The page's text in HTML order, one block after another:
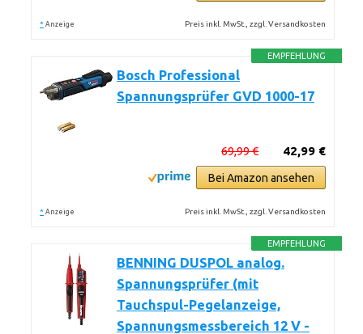
* Anzeige Preis inkl. MwSt., zzgl. Versandkosten
EMPFEHLUNG
Bosch Professional
Spannungsprüfer GVD 1000-17
42,99 €
69,99 €
Bei Amazon ansehen
* Anzeige Preis inkl. MwSt., zzgl. Versandkosten
EMPFEHLUNG
BENNING DUSPOL analog.
Spannungsprüfer (mit
Tauchspul-Pegelanzeige,
Spannungsmessbereich 12 V -